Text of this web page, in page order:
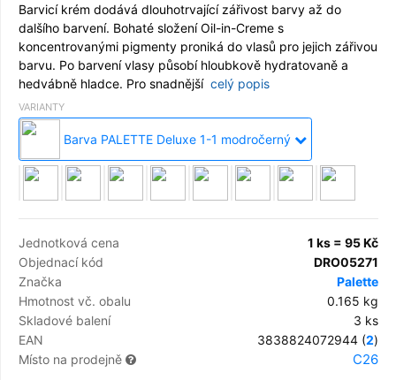
Barvicí krém dodává dlouhotrvající zářivost barvy až do
dalšího barvení. Bohaté složení Oil-in-Creme s
koncentrovanými pigmenty proniká do vlasů pro jejich zářivou
barvu. Po barvení vlasy působí hloubkově hydratovaně a
hedvábně hladce. Pro snadnější celý popis
VARIANTY
Barva PALETTE Deluxe 1-1 modročerný
Jednotková cena
1 ks = 95 Kč
Objednací kód
DRO05271
Značka
Palette
Hmotnost vč. obalu
0.165 kg
Skladové balení
3 ks
EAN
3838824072944 (2)
Místo na prodejně
C26